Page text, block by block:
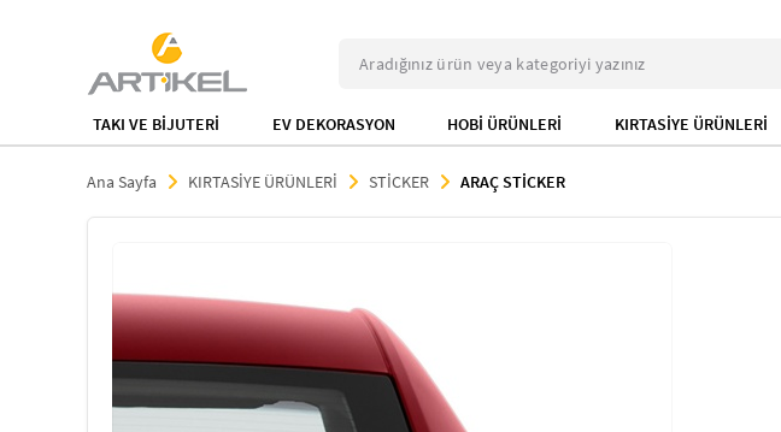
TAKI VE BİJUTERİ EV DEKORASYON HOBİ ÜRÜNLERİ KIRTASİYE ÜRÜNLERİ
Ana Sayfa KIRTASİYE ÜRÜNLERİ STİCKER ARAÇ STİCKER